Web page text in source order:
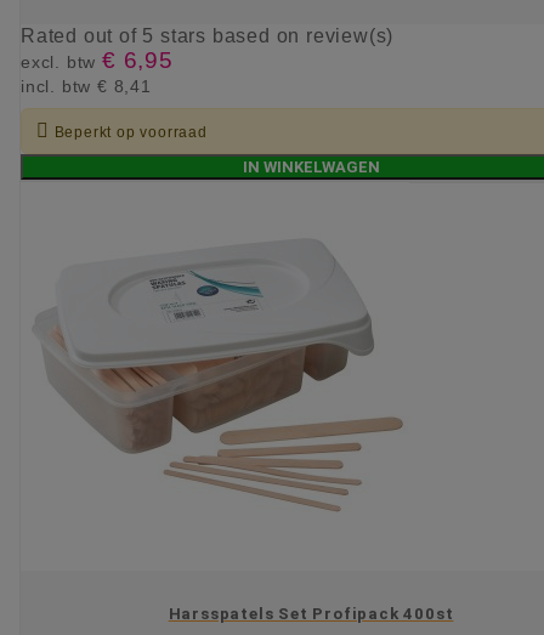
Rated out of 5 stars based on review(s)
excl. btw € 6,95
incl. btw € 8,41
 Beperkt op voorraad
IN WINKELWAGEN
Harsspatels Set Profipack 400st